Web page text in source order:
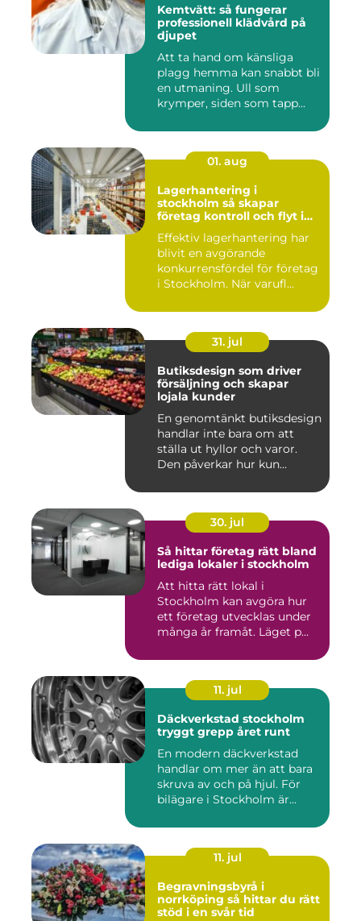
Kemtvätt: så fungerar
professionell klädvård på
djupet
Att ta hand om känsliga
plagg hemma kan snabbt bli
en utmaning. Ull som
krymper, siden som tapp...
01. aug
Lagerhantering i
stockholm så skapar
företag kontroll och flyt i
Effektiv lagerhantering har
blivit en avgörande
konkurrensfördel för företag
i Stockholm. När varufl...
31. jul
Butiksdesign som driver
försäljning och skapar
lojala kunder
En genomtänkt butiksdesign
handlar inte bara om att
ställa ut hyllor och varor.
Den påverkar hur kun...
30. jul
Så hittar företag rätt bland
lediga lokaler i stockholm
Att hitta rätt lokal i
Stockholm kan avgöra hur
ett företag utvecklas under
många år framåt. Läget p...
11. jul
Däckverkstad stockholm
tryggt grepp året runt
En modern däckverkstad
handlar om mer än att bara
skruva av och på hjul. För
bilägare i Stockholm är...
11. jul
Begravningsbyrå i
norrköping så hittar du rätt
stöd i en svår tid